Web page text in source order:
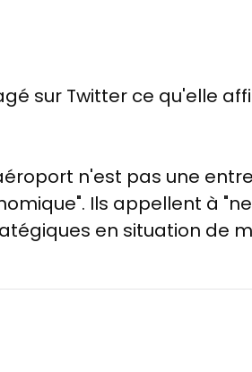
sur Twitter ce qu'elle
n'est pas une
Ils appellent à
en situation de